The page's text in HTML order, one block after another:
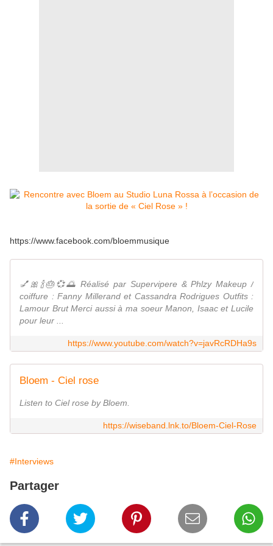
https://www.facebook.com/bloemmusique
💅🎀🍾🎂💞🌅 Réalisé par Supervipere & Phlzy Makeup /
coiffure : Fanny Millerand et Cassandra Rodrigues Outfits :
Lamour Brut Merci aussi à ma soeur Manon, Isaac et Lucile
pour leur ...
https://www.youtube.com/watch?v=javRcRDHa9s
Bloem - Ciel rose
Listen to Ciel rose by Bloem.
https://wiseband.lnk.to/Bloem-Ciel-Rose
#Interviews
Partager